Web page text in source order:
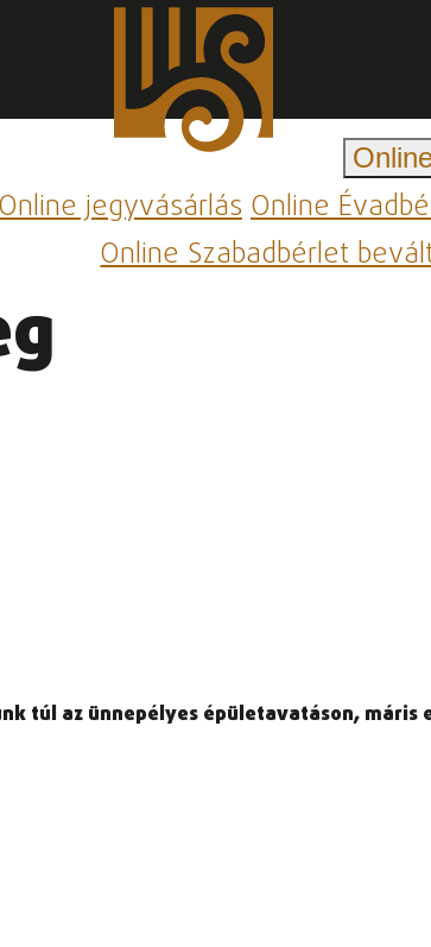
jegyvásárlásOnline
Online Szabadbérlet
túl az ünnepélyes épületavatáson,